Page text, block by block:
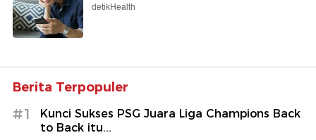
detikHealth
Berita Terpopuler
#1
Kunci Sukses PSG Juara Liga Champions Back
to Back itu...